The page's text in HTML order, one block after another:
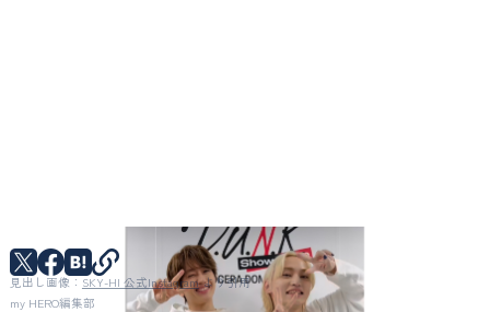
見出し画像：SKY-HI 公式Instagramより引用
my HERO編集部